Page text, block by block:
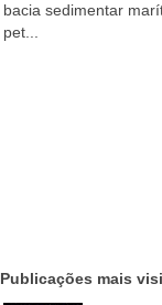
bacia sedimentar
pet...
Publicações mais